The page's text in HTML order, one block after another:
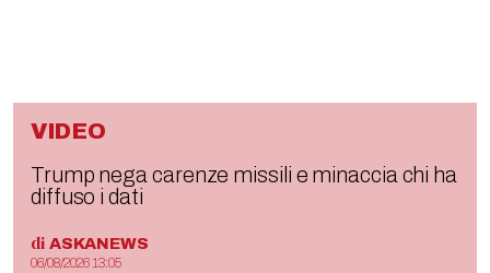
VIDEO
Trump nega carenze missili e minaccia chi ha
diffuso i dati
di ASKANEWS
06/08/2026 13:05